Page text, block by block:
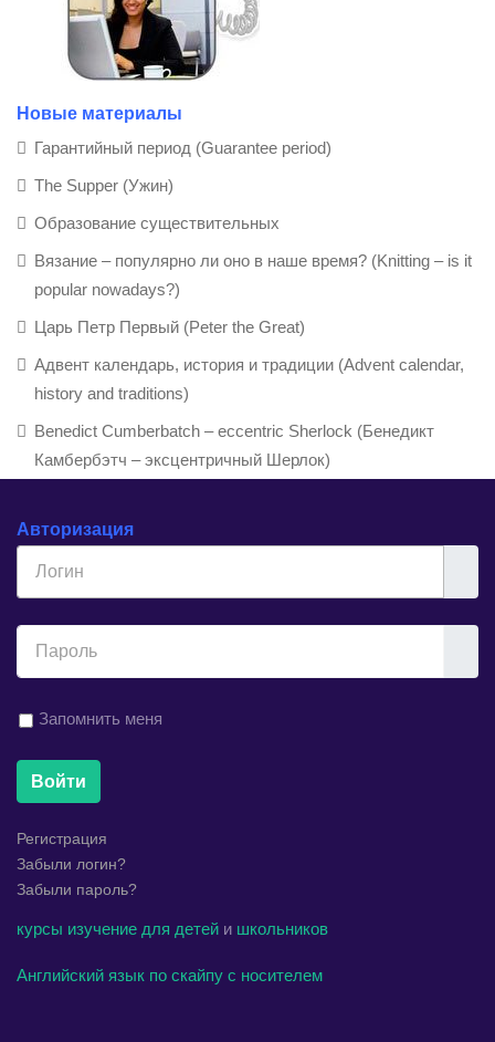
Новые материалы
Гарантийный период (Guarantee period)
The Supper (Ужин)
Образование существительных
Вязание – популярно ли оно в наше время? (Knitting – is it
popular nowadays?)
Царь Петр Первый (Peter the Great)
Адвент календарь, история и традиции (Advent calendar,
history and traditions)
Benedict Cumberbatch – eccentric Sherlock (Бенедикт
Камбербэтч – эксцентричный Шерлок)
Авторизация
Запомнить меня
Войти
Регистрация
Забыли логин?
Забыли пароль?
курсы изучение для детей и школьников
Английский язык по скайпу с носителем